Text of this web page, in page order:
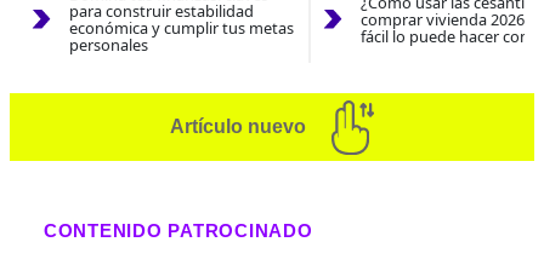
para construir estabilidad
económica y cumplir tus metas
personales
comprar vivienda 2026?
fácil lo puede hacer con
Artículo nuevo
CONTENIDO PATROCINADO